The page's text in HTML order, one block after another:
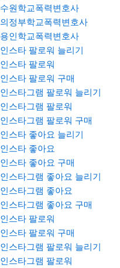
수원학교폭력변호사
의정부학교폭력변호사
용인학교폭력변호사
인스타 팔로워 늘리기
인스타 팔로워
인스타 팔로워 구매
인스타그램 팔로워 늘리기
인스타그램 팔로워
인스타그램 팔로워 구매
인스타 좋아요 늘리기
인스타 좋아요
인스타 좋아요 구매
인스타그램 좋아요 늘리기
인스타그램 좋아요
인스타그램 좋아요 구매
인스타 팔로워
인스타 팔로워 구매
인스타그램 팔로워 늘리기
인스타그램 팔로워